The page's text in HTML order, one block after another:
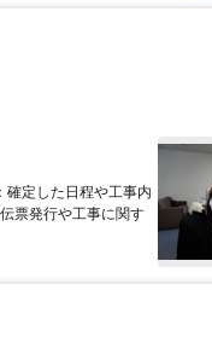
確定した日程や工事内
票発行や工事に関す